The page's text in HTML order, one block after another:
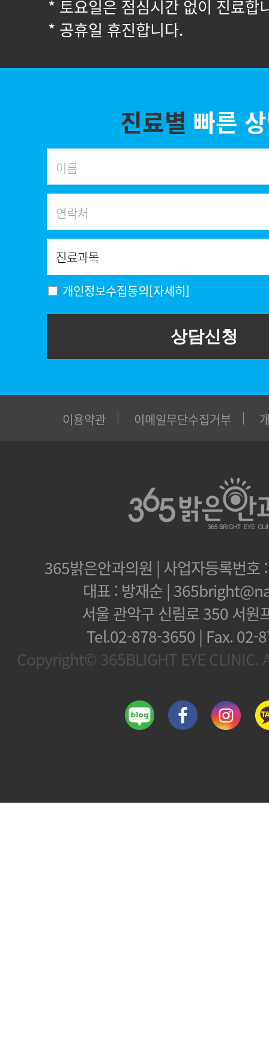
* 토요일은 점심시간 없이 진료합
* 공휴일 휴진합니다.
진료별 빠른
개인정보수집동의[자세히]
상담신청
이용약관 이메일무단수집거부
365밝은안과의원 | 사업자등록번
대표 : 방재순 |
서울 관악구 신림로 350 서원
Tel.02-878-3650 | Fax.02-
Copyright© 365BLIGHT EYE